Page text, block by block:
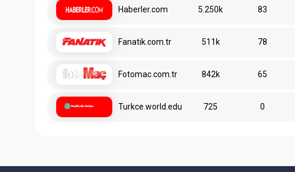
Haberler.com 5.250k 83
Fanatik.com.tr 511k 78
Fotomac.com.tr 842k 65
Turkce.world.edu 725 0